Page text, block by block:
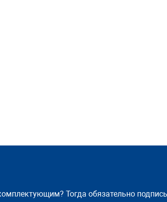
Тогда обязательно